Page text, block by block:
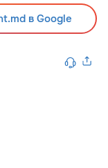
в Google